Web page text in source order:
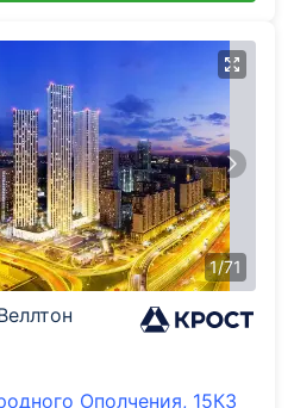
1/71
Ополчения, 15К3